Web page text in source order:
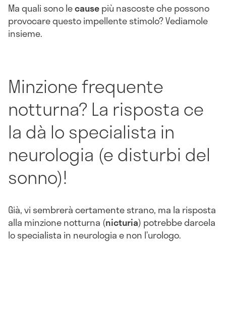
Ma quali sono lecausepiù nascoste che possono
provocare questo impellente stimolo? Vediamole
insieme.
Minzione frequente
notturna? La risposta ce
la dà lo specialista in
neurologia (e disturbi del
sonno)!
Già, vi sembrerà certamente strano, ma la risposta
alla minzione notturna (nicturia) potrebbe darcela
lo specialista in neurologia e non l’urologo.